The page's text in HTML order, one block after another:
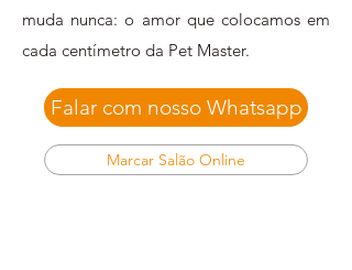
muda nunca: o amor que colocamos em
cada centímetro da Pet Master.
Falar com nosso Whatsapp
Marcar Salão Online